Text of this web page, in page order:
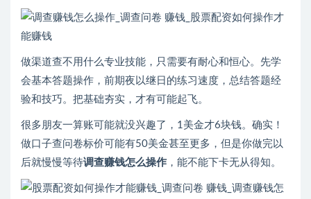
做渠道查不用什么专业技能，只需要有耐心和恒心。先学
会基本答题操作，前期夜以继日的练习速度，总结答题经
验和技巧。把基础夯实，才有可能起飞。
很多朋友一算账可能就没兴趣了，1美金才6块钱。确实！
做口子查问卷标价可能有50美金甚至更多，但是你做完以
后就慢慢等待调查赚钱怎么操作 ，能不能下卡无从得知。